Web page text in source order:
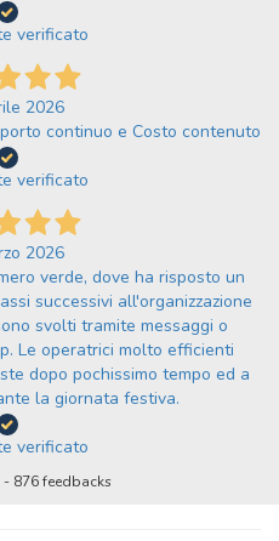
verificato
2026
continuo e Costo contenuto
verificato
2026
verde, dove ha risposto un
successivi all'organizzazione
svolti tramite messaggi o
Le operatrici molto efficienti
dopo pochissimo tempo ed a
la giornata festiva.
verificato
- 876feedbacks